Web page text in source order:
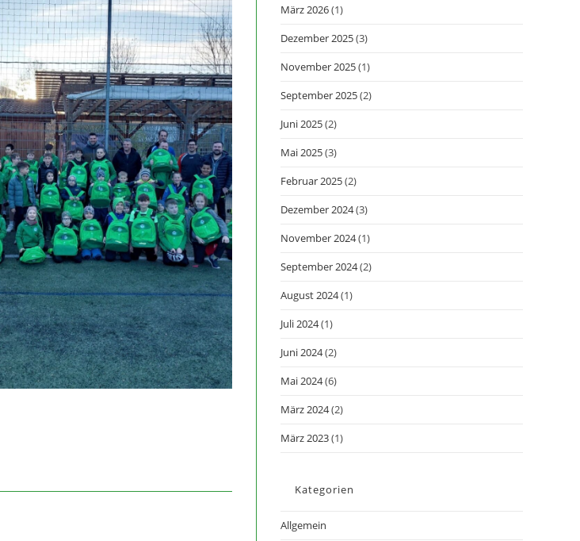
März 2026(1)
Dezember 2025(3)
November 2025(1)
September 2025(2)
Juni 2025(2)
Mai 2025(3)
Februar 2025(2)
Dezember 2024(3)
November 2024(1)
September 2024(2)
August 2024(1)
Juli 2024(1)
Juni 2024(2)
Mai 2024(6)
März 2024(2)
März 2023(1)
Kategorien
Allgemein